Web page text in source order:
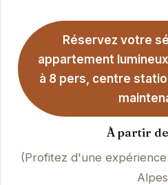
Réservez votre
appartement
à 8 pers, centre
À partir
(Profitez d'une